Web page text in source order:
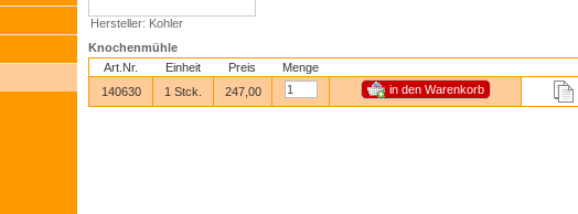
Hersteller: Kohler
Knochenmühle
Art.Nr.
Einheit Preis
Menge
140630
1 Stck. 247,00